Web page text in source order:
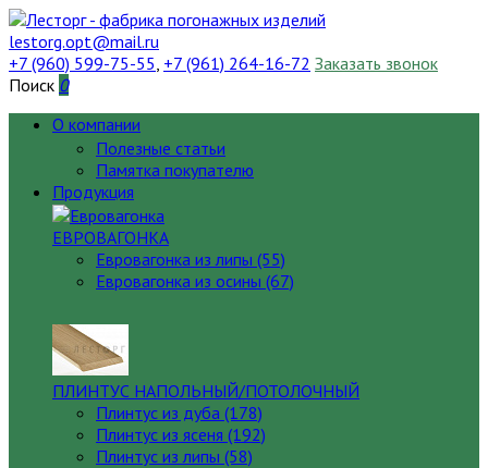
lestorg.opt@mail.ru
+7 (960) 599-75-55, +7 (961) 264-16-72 Заказать звонок
Поиск 0
О компании
Полезные статьи
Памятка покупателю
Продукция
ЕВРОВАГОНКА
Евровагонка из липы (55)
Евровагонка из осины (67)
ПЛИНТУС НАПОЛЬНЫЙ/ПОТОЛОЧНЫЙ
Плинтус из дуба (178)
Плинтус из ясеня (192)
Плинтус из липы (58)